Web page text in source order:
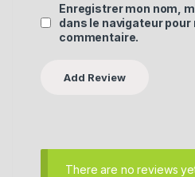
Enregistrer mon nom,
dans le navigateur pour
commentaire.
There are no reviews